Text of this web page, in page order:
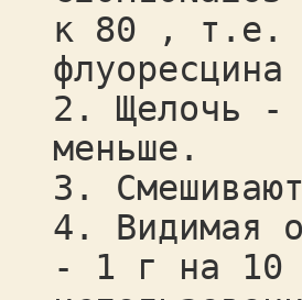
к 80 , т.е.
2. Щелочь -
меньше.
3.
4. Видимая
- 1 г на 10